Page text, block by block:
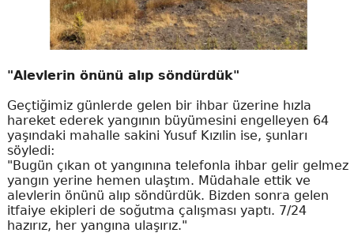
"Alevlerin önünü alıp söndürdük"
Geçtiğimiz günlerde gelen bir ihbar üzerine hızla
hareket ederek yangının büyümesini engelleyen 64
yaşındaki mahalle sakini Yusuf Kızılin ise, şunları
söyledi:
"Bugün çıkan ot yangınına telefonla ihbar gelir gelmez
yangın yerine hemen ulaştım. Müdahale ettik ve
alevlerin önünü alıp söndürdük. Bizden sonra gelen
itfaiye ekipleri de soğutma çalışması yaptı. 7/24
hazırız, her yangına ulaşırız."